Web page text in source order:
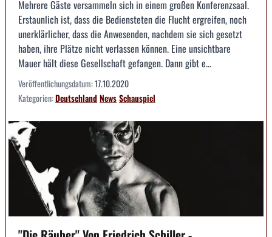
Mehrere Gäste versammeln sich in einem großen Konferenzsaal.
Erstaunlich ist, dass die Bediensteten die Flucht ergreifen, noch
unerklärlicher, dass die Anwesenden, nachdem sie sich gesetzt
haben, ihre Plätze nicht verlassen können. Eine unsichtbare
Mauer hält diese Gesellschaft gefangen. Dann gibt e...
Veröffentlichungsdatum:17.10.2020
Kategorien:DeutschlandNewsSchauspiel